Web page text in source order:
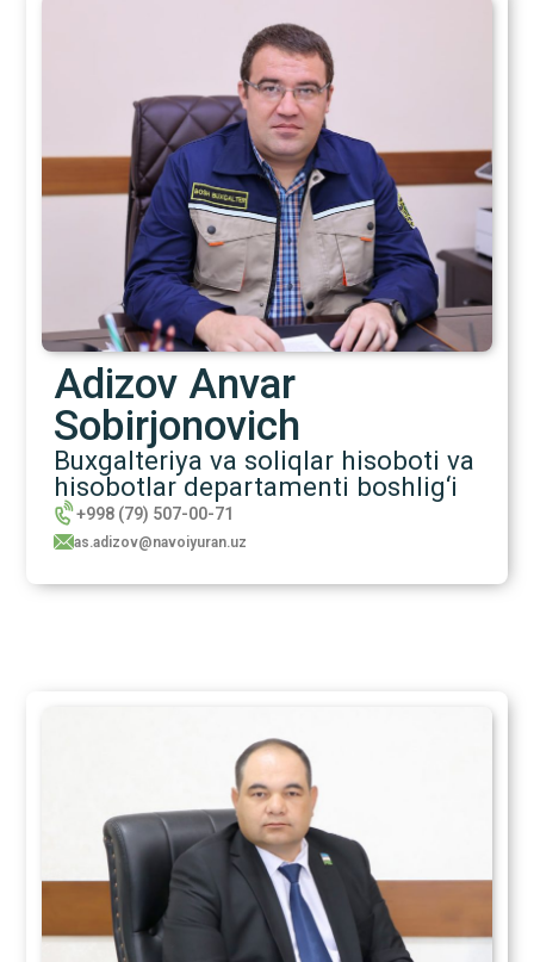
Adizov Anvar
Sobirjonovich
Buxgalteriya va soliqlar hisoboti va
hisobotlar departamenti boshlig‘i
+998 (79) 507-00-71
as.adizov@navoiyuran.uz